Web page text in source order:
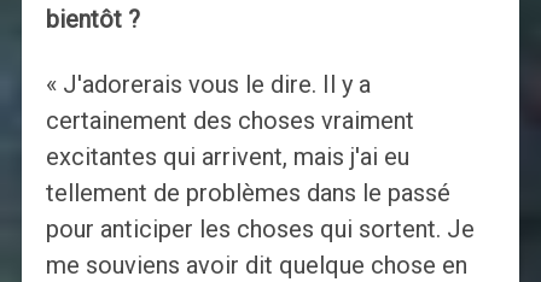
bientôt ?
« J'adorerais vous le dire. Il y a
certainement des choses vraiment
excitantes qui arrivent, mais j'ai eu
tellement de problèmes dans le passé
pour anticiper les choses qui sortent. Je
me souviens avoir dit quelque chose en